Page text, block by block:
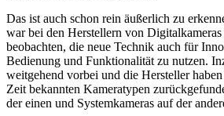
Das ist auch schon rein äußerlich zu
war bei den Herstellern von
beobachten, die neue Technik auch für
Bedienung und Funktionalität zu nutzen.
weitgehend vorbei und die Hersteller
Zeit bekannten Kameratypen
der einen und Systemkameras auf der